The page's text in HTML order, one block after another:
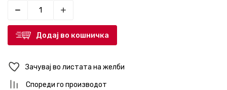
Додај во кошничка
Зачувај во листата на желби
Спореди го производот